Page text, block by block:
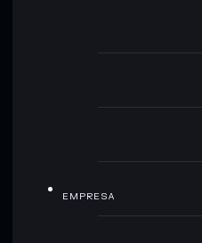
EMPRESA